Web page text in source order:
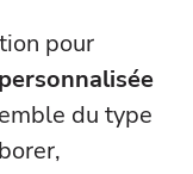
pour
du type